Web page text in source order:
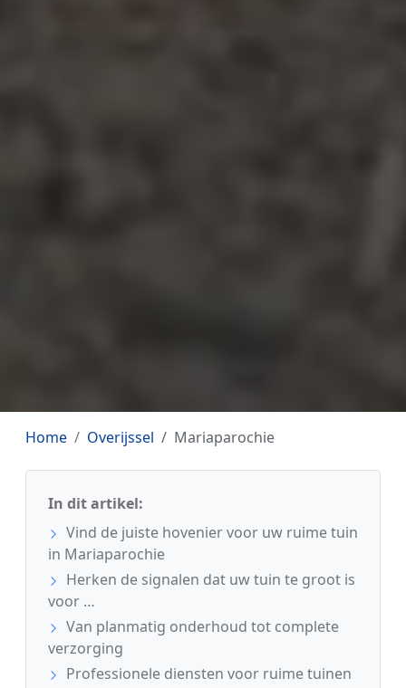
Home Overijssel Mariaparochie
In dit artikel:
Vind de juiste hovenier voor uw ruime tuin
in Mariaparochie
Herken de signalen dat uw tuin te groot is
voor …
Van planmatig onderhoud tot complete
verzorging
Professionele diensten voor ruime tuinen